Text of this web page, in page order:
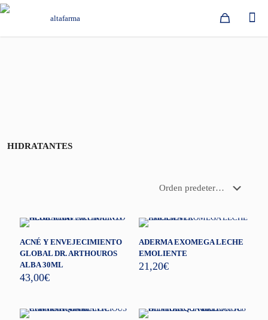
HIDRATANTES
ACNÉ Y ENVEJECIMIENTO
GLOBAL DR. ARTHOUROS
ALBA 30ML
43,00€
ADERMA EXOMEGA LECHE
EMOLIENTE
21,20€